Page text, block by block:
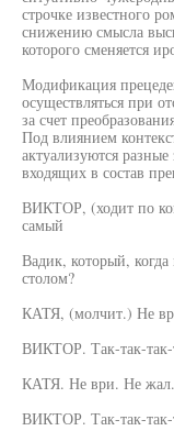
строчке известного
снижению смысла
которого сменяется
Модификация
осуществляться при
за счет
Под влиянием
актуализуются
входящих в состав
ВИКТОР, (ходит по
самый
Вадик, который,
столом?
КАТЯ, (молчит.) Не
ВИКТОР. Так-так-так-
КАТЯ. Не ври. Не
ВИКТОР. Так-так-так-